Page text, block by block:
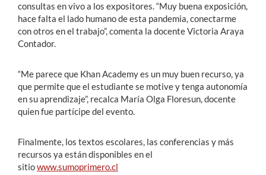
consultas en vivo a los expositores. “Muy buena exposición,
hace falta el lado humano de esta pandemia, conectarme
con otros en el trabajo”, comenta la docente Victoria Araya
Contador. ​
“Me parece que Khan Academy es un muy buen recurso, ya
que permite que el estudiante se motive y tenga autonomía
en su aprendizaje”, recalca María Olga Flores​un, docente
quien fue partícipe del evento.
Finalmente, los textos escolares, las conferencias y más
recursos ya están disponibles en el
sitiowww.sumoprimero.cl